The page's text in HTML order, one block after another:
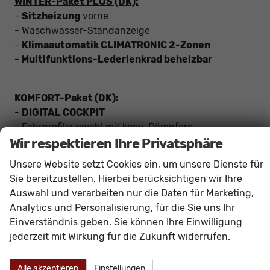
- Sitzheizung vorne
- Waschwasser-Standanzeige
- Klimaautomatik CLIMATRONIC 2-Zonen
- Multifunktions-Lederlenkrad beheizbar
KOMFORT-Paket (DK):
- DIGITAL COCKPIT
- Fahrprofilauswahl mit konv. Dämpfern
-KESSY: Schlüssellose ZV
-RearView: RÜCKFAHRKAMERA
IMAGE-Paket:
-SUNSET: Scheiben ab B-Säule hinten dunkel
getönt
Wir respektieren Ihre Privatsphäre
Unsere Website setzt Cookies ein, um unsere Dienste für
Sie bereitzustellen. Hierbei berücksichtigen wir Ihre
Auswahl und verarbeiten nur die Daten für Marketing,
Analytics und Personalisierung, für die Sie uns Ihr
Einverständnis geben. Sie können Ihre Einwilligung
jederzeit mit Wirkung für die Zukunft widerrufen.